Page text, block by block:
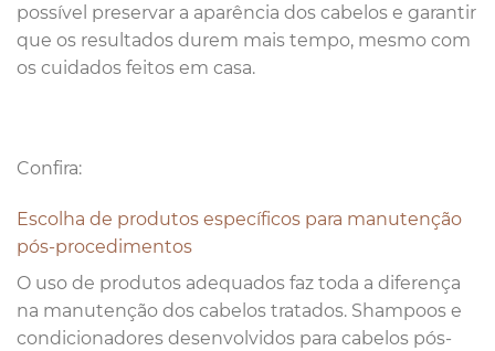
possível preservar a aparência dos cabelos e garantir
que os resultados durem mais tempo, mesmo com
os cuidados feitos em casa.
Confira:
Escolha de produtos específicos para manutenção
pós-procedimentos
O uso de produtos adequados faz toda a diferença
na manutenção dos cabelos tratados. Shampoos e
condicionadores desenvolvidos para cabelos pós-